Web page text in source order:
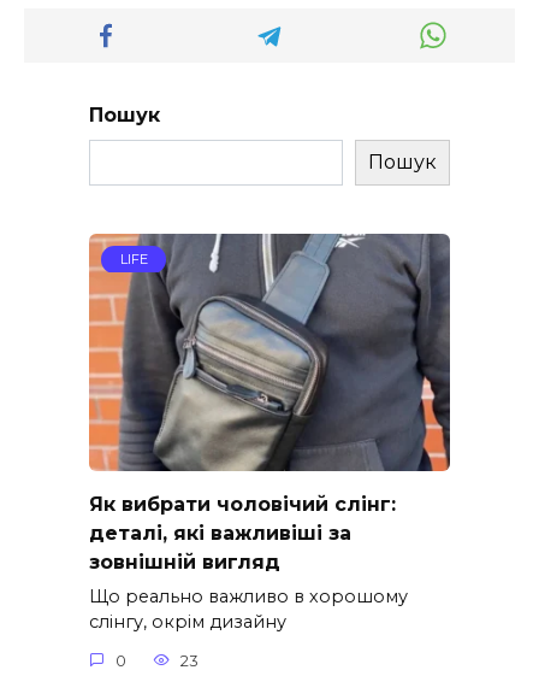
Пошук
Пошук
LIFE
Як вибрати чоловічий слінг:
деталі, які важливіші за
зовнішній вигляд
Що реально важливо в хорошому
слінгу, окрім дизайну
0 23